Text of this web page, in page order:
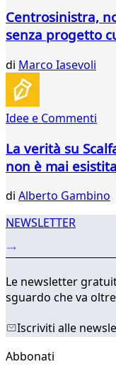
Centrosinistra,
senza progetto
di Marco Iasevoli
Idee e Commenti
La verità su
non è mai esistita
di Alberto Gambino
NEWSLETTER
Le newsletter
sguardo che va
Iscriviti alle
Abbonati